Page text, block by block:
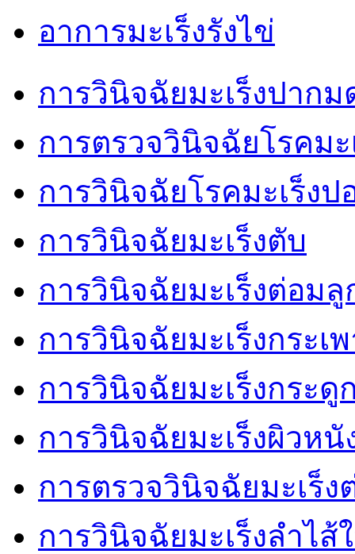
อาการมะเร็งรังไข่
การวินิจฉัยมะเร็งปากม
การตรวจวินิจฉัยโรคมะ
การวินิจฉัยโรคมะเร็งป
การวินิจฉัยมะเร็งตับ
การวินิจฉัยมะเร็งต่อม
การวินิจฉัยมะเร็งกระเ
การวินิจฉัยมะเร็งกระดู
การวินิจฉัยมะเร็งผิวหนั
การตรวจวินิจฉัยมะเร็ง
การวินิจฉัยมะเร็งลำไส้